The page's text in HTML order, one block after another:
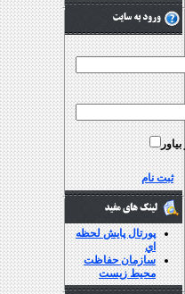
ثبت نام
پورتال پايش لحظه
اي
سازمان حفاظت
محيط زيست